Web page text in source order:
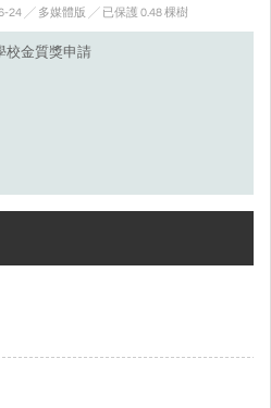
24 ╱ 多媒體版 ╱ 已保護 0.48 棵樹
校金質獎申請